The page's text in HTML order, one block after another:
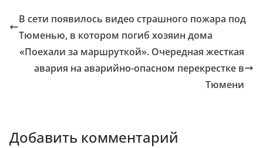
В сети появилось видео страшного пожара под
Тюменью, в котором погиб хозяин дома
«Поехали за маршруткой». Очередная жесткая
авария на аварийно-опасном перекрестке в
Тюмени
Добавить комментарий